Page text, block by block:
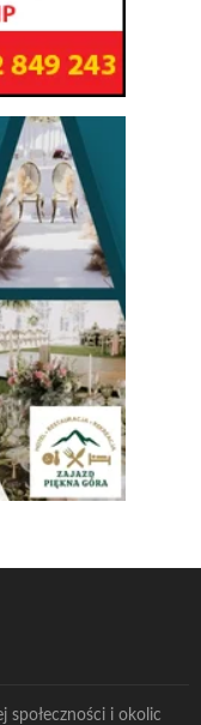
społeczności i okolic